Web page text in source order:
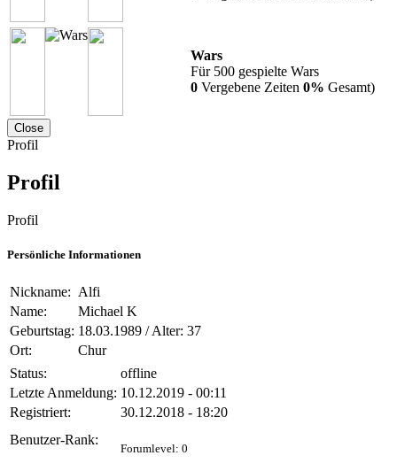
Wars
Für 500 gespielte Wars
0 Vergebene Zeiten 0% Gesamt)
Close
Profil
Profil
Profil
Persönliche Informationen
Nickname: Alfi
Name:
Michael K
Geburtstag: 18.03.1989 / Alter: 37
Ort:
Chur
Status:
offline
Letzte Anmeldung: 10.12.2019 - 00:11
Registriert:
30.12.2018 - 18:20
Benutzer-Rank:
Forumlevel: 0